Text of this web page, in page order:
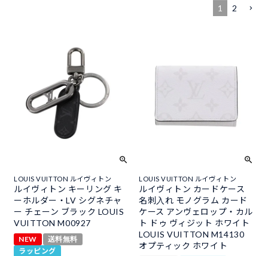
1
2
LOUIS VUITTON ルイヴィトン
ルイヴィトン キーリング キ
ーホルダー・LV シグネチャ
ー チェーン ブラック LOUIS
VUITTON M00927
NEW
送料無料
ラッピング
LOUIS VUITTON ルイヴィトン
ルイヴィトン カードケース
名刺入れ モノグラム カード
ケース アンヴェロップ・カル
ト ドゥ ヴィジット ホワイト
LOUIS VUITTON M14130
オプティック ホワイト